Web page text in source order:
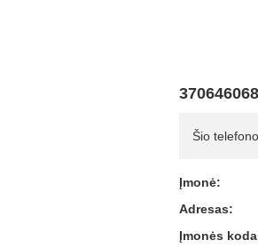
Šio
Įmonė:
Adresas:
Įmonės